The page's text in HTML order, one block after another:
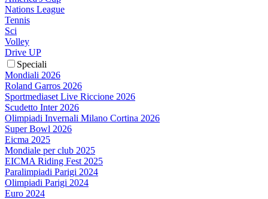
Nations League
Tennis
Sci
Volley
Drive UP
Speciali
Mondiali 2026
Roland Garros 2026
Sportmediaset Live Riccione 2026
Scudetto Inter 2026
Olimpiadi Invernali Milano Cortina 2026
Super Bowl 2026
Eicma 2025
Mondiale per club 2025
EICMA Riding Fest 2025
Paralimpiadi Parigi 2024
Olimpiadi Parigi 2024
Euro 2024